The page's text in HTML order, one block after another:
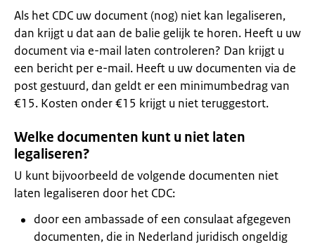
Als het CDC uw document (nog) niet kan legaliseren,
dan krijgt u dat aan de balie gelijk te horen. Heeft u uw
document via e-mail laten controleren? Dan krijgt u
een bericht per e-mail. Heeft u uw documenten via de
post gestuurd, dan geldt er een minimumbedrag van
€15. Kosten onder €15 krijgt u niet teruggestort.
Welke documenten kunt u niet laten
legaliseren?
U kunt bijvoorbeeld de volgende documenten niet
laten legaliseren door het CDC:
door een ambassade of een consulaat afgegeven
documenten, die in Nederland juridisch ongeldig